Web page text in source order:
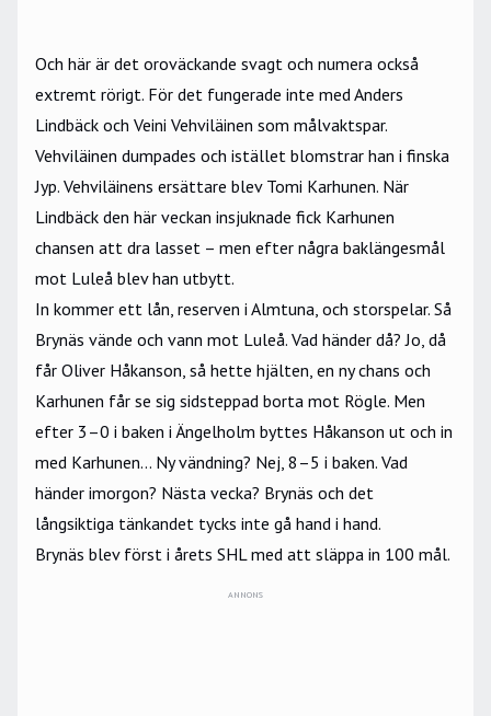
Och här är det oroväckande svagt och numera också
extremt rörigt. För det fungerade inte med Anders
Lindbäck och Veini Vehviläinen som målvaktspar.
Vehviläinen dumpades och istället blomstrar han i finska
Jyp. Vehviläinens ersättare blev Tomi Karhunen. När
Lindbäck den här veckan insjuknade fick Karhunen
chansen att dra lasset – men efter några baklängesmål
mot Luleå blev han utbytt.
In kommer ett lån, reserven i Almtuna, och storspelar. Så
Brynäs vände och vann mot Luleå. Vad händer då? Jo, då
får Oliver Håkanson, så hette hjälten, en ny chans och
Karhunen får se sig sidsteppad borta mot Rögle. Men
efter 3–0 i baken i Ängelholm byttes Håkanson ut och in
med Karhunen... Ny vändning? Nej, 8–5 i baken. Vad
händer imorgon? Nästa vecka? Brynäs och det
långsiktiga tänkandet tycks inte gå hand i hand.
Brynäs blev först i årets SHL med att släppa in 100 mål.
ANNONS